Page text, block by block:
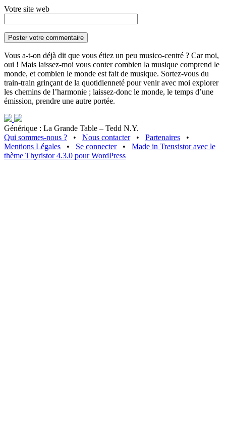
Votre site web
Vous a-t-on déjà dit que vous étiez un peu musico-centré ? Car moi,
oui ! Mais laissez-moi vous conter combien la musique comprend le
monde, et combien le monde est fait de musique. Sortez-vous du
train-train grinçant de la quotidienneté pour venir avec moi explorer
les chemins de l’harmonie ; laissez-donc le monde, le temps d’une
émission, prendre une autre portée.
Générique : La Grande Table – Tedd N.Y.
Qui sommes-nous ?
• Nous contacter • Partenaires
•
Mentions Légales
• Se connecter • Made in Trensistor avec le
thème Thyristor 4.3.0 pour WordPress